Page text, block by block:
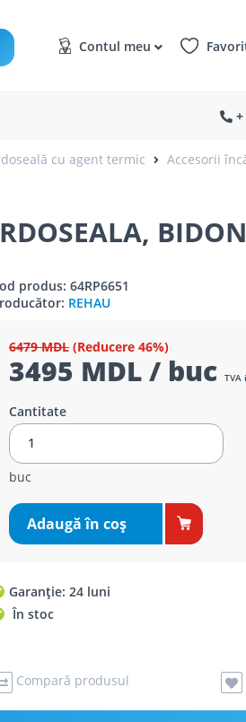
Contul meu
cu agent termic
Accesorii
produs: 64RP6651
REHAU
6479 MDL(Reducere 46%)
3495 MDL / buc TVA
Cantitate
buc
Adaugă în coş
Garanție: 24 luni
În stoc
Compară produsul